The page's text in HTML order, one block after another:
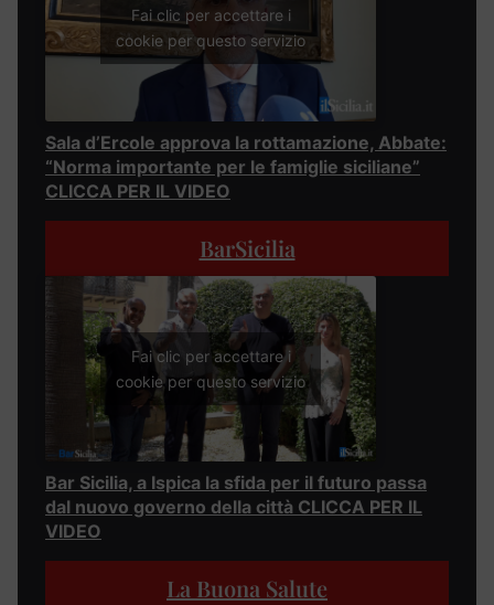
Fai clic per accettare i
cookie per questo servizio
Sala d’Ercole approva la rottamazione, Abbate:
“Norma importante per le famiglie siciliane”
CLICCA PER IL VIDEO
BarSicilia
Fai clic per accettare i
cookie per questo servizio
Bar Sicilia, a Ispica la sfida per il futuro passa
dal nuovo governo della città CLICCA PER IL
VIDEO
La Buona Salute